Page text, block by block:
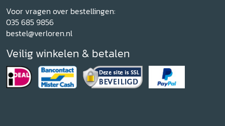
Voor vragen over bestellingen:
035 685 9856
bestel@verloren.nl
Veilig winkelen & betalen